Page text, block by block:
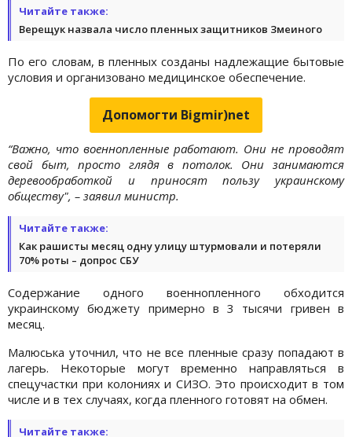
Читайте также:
Верещук назвала число пленных защитников Змеиного
По его словам, в пленных созданы надлежащие бытовые
условия и организовано медицинское обеспечение.
Допомогти Bigmir)net
“Важно, что военнопленные работают. Они не проводят
свой быт, просто глядя в потолок. Они занимаются
деревообработкой и приносят пользу украинскому
обществу", – заявил министр.
Читайте также:
Как рашисты месяц одну улицу штурмовали и потеряли
70% роты – допрос СБУ
Содержание одного военнопленного обходится
украинскому бюджету примерно в 3 тысячи гривен в
месяц.
Малюська уточнил, что не все пленные сразу попадают в
лагерь. Некоторые могут временно направляться в
спецучастки при колониях и СИЗО. Это происходит в том
числе и в тех случаях, когда пленного готовят на обмен.
Читайте также: